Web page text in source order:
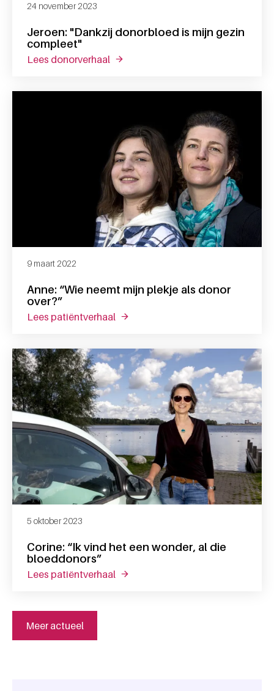
Jeroen: "Dankzij donorbloed is mijn gezin
compleet"
24 november 2023
lees donorverhaal over jeroen: "dankzij donorbloed is
Anne: “Wie neemt mijn plekje als donor
over?”
9 maart 2022
lees patiëntverhaal over anne: “wie neemt mijn plekje
Corine: “Ik vind het een wonder, al die
bloeddonors”
5 oktober 2023
lees patiëntverhaal over corine: “ik vind het een
Meer actueel